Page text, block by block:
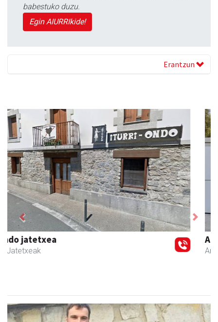
babestuko duzu.
Egin AIURRIkide!
Erantzun
Andoaingo AEK euskaltegia
Andoain - Euskaltegiak
Previous Next